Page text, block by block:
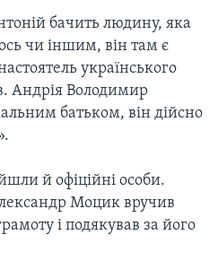
бачить людину, яка
чи іншим, він там є
українського
Андрія Володимир
батьком, він дійсно
й офіційні особи.
Моцик вручив
і подякував за його